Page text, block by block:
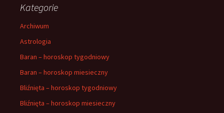
Kategorie
Archiwum
Astrologia
Baran – horoskop tygodniowy
Baran – horoskop miesieczny
Bliźnięta – horoskop tygodniowy
Bliźnięta – horoskop miesieczny